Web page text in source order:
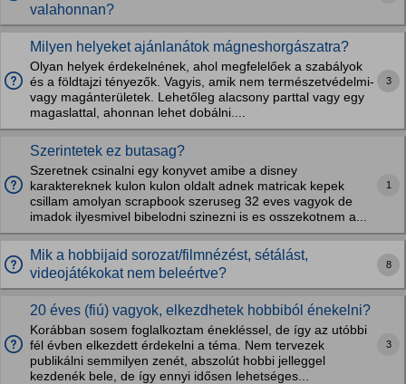
valahonnan?
Milyen helyeket ajánlanátok mágneshorgászatra?
Olyan helyek érdekelnének, ahol megfelelőek a szabályok
és a földtajzi tényezők. Vagyis, amik nem természetvédelmi-
vagy magánterületek. Lehetőleg alacsony parttal vagy egy
magaslattal, ahonnan lehet dobálni....
3
Szerintetek ez butasag?
Szeretnek csinalni egy konyvet amibe a disney
karaktereknek kulon kulon oldalt adnek matricak kepek
csillam amolyan scrapbook szeruseg 32 eves vagyok de
imadok ilyesmivel bibelodni szinezni is es osszekotnem a...
1
Mik a hobbijaid sorozat/filmnézést, sétálást,
videojátékokat nem beleértve?
8
20 éves (fiú) vagyok, elkezdhetek hobbiból énekelni?
Korábban sosem foglalkoztam énekléssel, de így az utóbbi
fél évben elkezdett érdekelni a téma. Nem tervezek
publikálni semmilyen zenét, abszolút hobbi jelleggel
kezdenék bele, de így ennyi idősen lehetséges...
3